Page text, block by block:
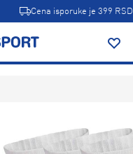
Cena isporuke je 399 RSD